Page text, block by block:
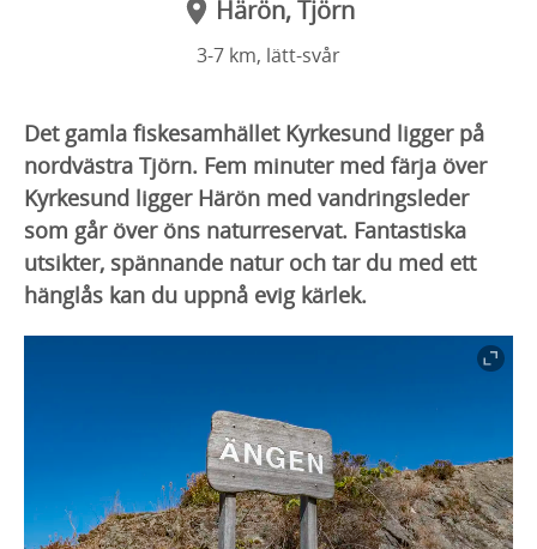
Härön, Tjörn
3-7 km, lätt-svår
Det gamla fiskesamhället Kyrkesund ligger på
nordvästra Tjörn. Fem minuter med färja över
Kyrkesund ligger Härön med vandringsleder
som går över öns naturreservat. Fantastiska
utsikter, spännande natur och tar du med ett
hänglås kan du uppnå evig kärlek.